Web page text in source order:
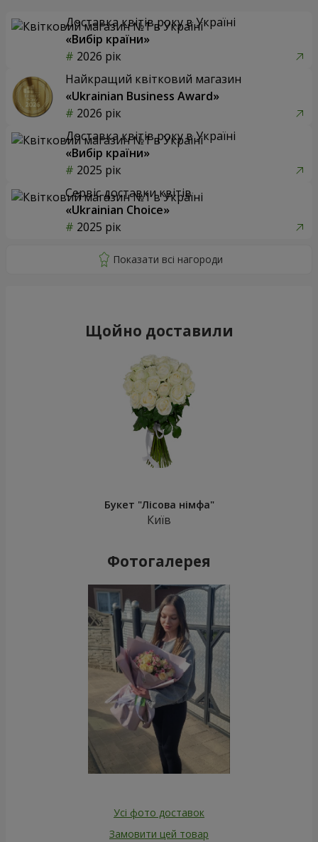
Доставка квітів року в Україні
«Вибір країни»
2026 рік
Найкращий квітковий магазин
«Ukrainian Business Award»
2026 рік
Доставка квітів року в Україні
«Вибір країни»
2025 рік
Сервіс доставки квітів
«Ukrainian Choice»
2025 рік
Щойно доставили
Букет "Лісова німфа"
Київ
Фотогалерея
Усі фото доставок
Замовити цей товар